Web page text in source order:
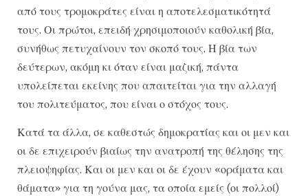
από τους τρομοκράτες είναι η αποτελεσματικότητά
τους. Οι πρώτοι, επειδή χρησιμοποιούν καθολική βία,
συνήθως πετυχαίνουν τον σκοπό τους. Η βία των
δεύτερων, ακόμη κι όταν είναι μαζική, πάντα
υπολείπεται εκείνης που απαιτείται για την αλλαγή
του πολιτεύματος, που είναι ο στόχος τους.
Κατά τα άλλα, σε καθεστώς δημοκρατίας και οι μεν και
οι δε επιχειρούν βιαίως την ανατροπή της θέλησης της
πλειοψηφίας. Και οι μεν και οι δε έχουν «οράματα και
θάματα» για τη γούνα μας, τα οποία εμείς (οι πολλοί)